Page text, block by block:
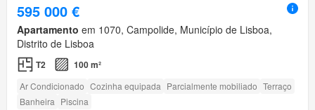
595 000 €
Apartamento em 1070, Campolide, Município de Lisboa,
Distrito de Lisboa
T2 100 m²
Ar Condicionado Cozinha equipada Parcialmente mobiliado Terraço
Banheira Piscina